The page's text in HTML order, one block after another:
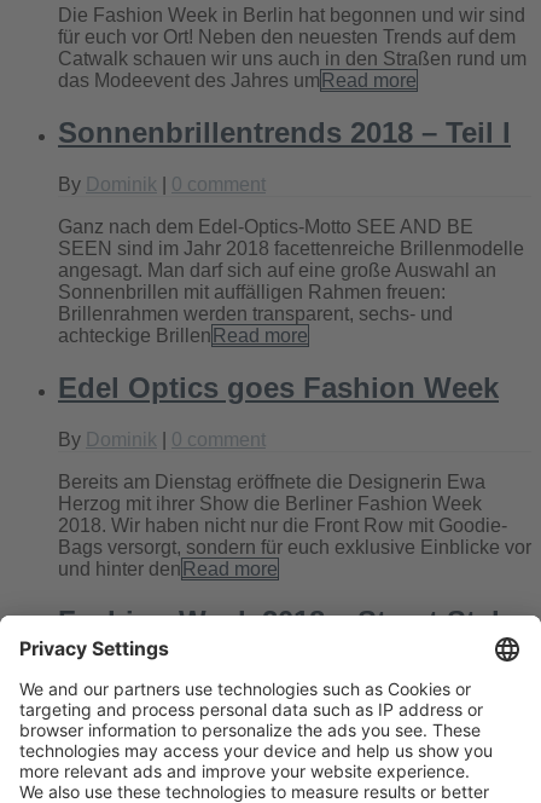
Die Fashion Week in Berlin hat begonnen und wir sind
für euch vor Ort! Neben den neuesten Trends auf dem
Catwalk schauen wir uns auch in den Straßen rund um
das Modeevent des Jahres um Read more
Sonnenbrillentrends 2018 – Teil I
By Dominik 0 comment
Ganz nach dem Edel-Optics-Motto SEE AND BE
SEEN sind im Jahr 2018 facettenreiche Brillenmodelle
angesagt. Man darf sich auf eine große Auswahl an
Sonnenbrillen mit auffälligen Rahmen freuen:
Brillenrahmen werden transparent, sechs- und
achteckige Brillen Read more
Edel Optics goes Fashion Week
By Dominik 0 comment
Bereits am Dienstag eröffnete die Designerin Ewa
Herzog mit ihrer Show die Berliner Fashion Week
2018. Wir haben nicht nur die Front Row mit Goodie-
Bags versorgt, sondern für euch exklusive Einblicke vor
und hinter den Read more
Fashion Week 2018 – Street Style
Auch in diesem Jahr eröffnete die Fashion Week in
Berlin wieder den Modekalender. In und um
Deutschlands Hauptstadt war in zahlreichen Shows,
Messen und anderweitigen Veranstaltungen eine